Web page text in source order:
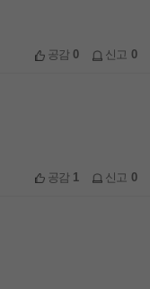
공감0 신고 0
공감 1 신고 0